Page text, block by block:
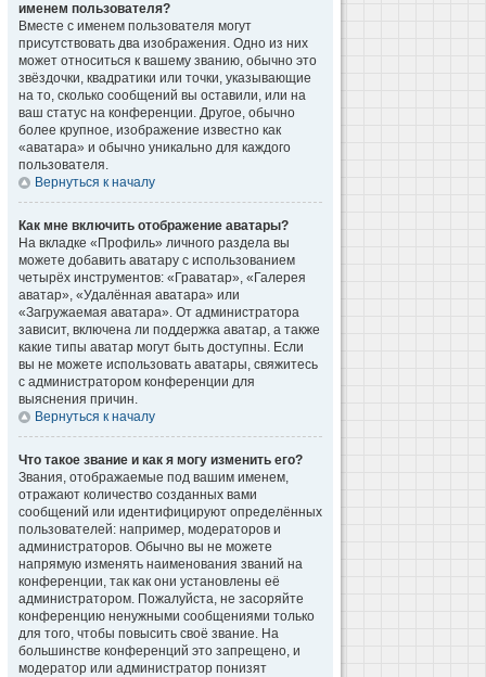
именем пользователя?
Вместе с именем пользователя могут
присутствовать два изображения. Одно из них
может относиться к вашему званию, обычно это
звёздочки, квадратики или точки, указывающие
на то, сколько сообщений вы оставили, или на
ваш статус на конференции. Другое, обычно
более крупное, изображение известно как
«аватара» и обычно уникально для каждого
пользователя.
Вернуться к началу
Как мне включить отображение аватары?
На вкладке «Профиль» личного раздела вы
можете добавить аватару с использованием
четырёх инструментов: «Граватар», «Галерея
аватар», «Удалённая аватара» или
«Загружаемая аватара». От администратора
зависит, включена ли поддержка аватар, а также
какие типы аватар могут быть доступны. Если
вы не можете использовать аватары, свяжитесь
с администратором конференции для
выяснения причин.
Вернуться к началу
Что такое звание и как я могу изменить его?
Звания, отображаемые под вашим именем,
отражают количество созданных вами
сообщений или идентифицируют определённых
пользователей: например, модераторов и
администраторов. Обычно вы не можете
напрямую изменять наименования званий на
конференции, так как они установлены её
администратором. Пожалуйста, не засоряйте
конференцию ненужными сообщениями только
для того, чтобы повысить своё звание. На
большинстве конференций это запрещено, и
модератор или администратор понизят